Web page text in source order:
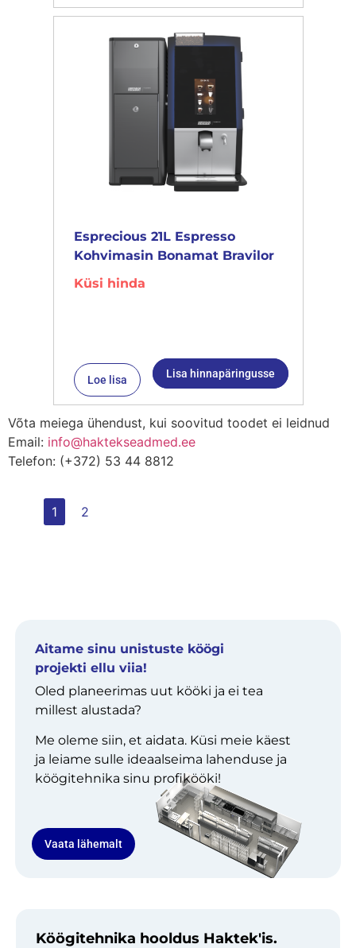
Esprecious 21L Espresso
Kohvimasin Bonamat Bravilor
Küsi hinda
Loe lisa Lisa hinnapäringusse
Võta meiega ühendust, kui soovitud toodet ei leidnud
Email: info@haktekseadmed.ee
Telefon: (+372) 53 44 8812
1 2
Aitame sinu unistuste köögi
projekti ellu viia!
Oled planeerimas uut kööki ja ei tea
millest alustada?
Me oleme siin, et aidata. Küsi meie käest
ja leiame sulle ideaalseima lahenduse ja
köögitehnika sinu profikööki!
Vaata lähemalt
Köögitehnika hooldus Haktek'is.